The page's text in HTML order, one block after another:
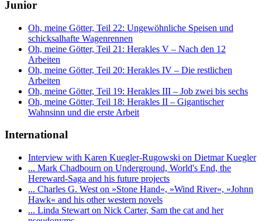
Junior
Oh, meine Götter, Teil 22: Ungewöhnliche Speisen und
schicksalhafte Wagenrennen
Oh, meine Götter, Teil 21: Herakles V – Nach den 12
Arbeiten
Oh, meine Götter, Teil 20: Herakles IV – Die restlichen
Arbeiten
Oh, meine Götter, Teil 19: Herakles III – Job zwei bis sechs
Oh, meine Götter, Teil 18: Herakles II – Gigantischer
Wahnsinn und die erste Arbeit
International
Interview with Karen Kuegler-Rugowski on Dietmar Kuegler
... Mark Chadbourn on Underground, World's End, the
Hereward-Saga and his future projects
... Charles G. West on »Stone Hand«, »Wind River«, »Johnn
Hawk« and his other western novels
... Linda Stewart on Nick Carter, Sam the cat and her